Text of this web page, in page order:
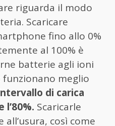
riguarda il modo
Scaricare
fino allo 0%
al 100% è
batterie agli ioni
meglio
di carica
Scaricarle
così come